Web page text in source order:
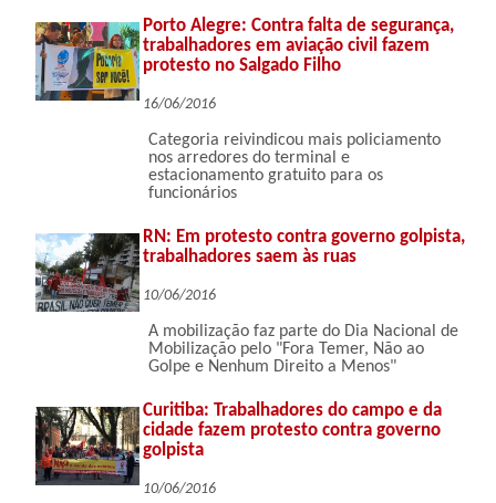
Porto Alegre: Contra falta de segurança,
trabalhadores em aviação civil fazem
protesto no Salgado Filho
16/06/2016
Categoria reivindicou mais policiamento
nos arredores do terminal e
estacionamento gratuito para os
funcionários
RN: Em protesto contra governo golpista,
trabalhadores saem às ruas
10/06/2016
A mobilização faz parte do Dia Nacional de
Mobilização pelo "Fora Temer, Não ao
Golpe e Nenhum Direito a Menos"
Curitiba: Trabalhadores do campo e da
cidade fazem protesto contra governo
golpista
10/06/2016